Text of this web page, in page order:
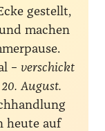
gestellt,
machen
– verschickt
August.
heute auf